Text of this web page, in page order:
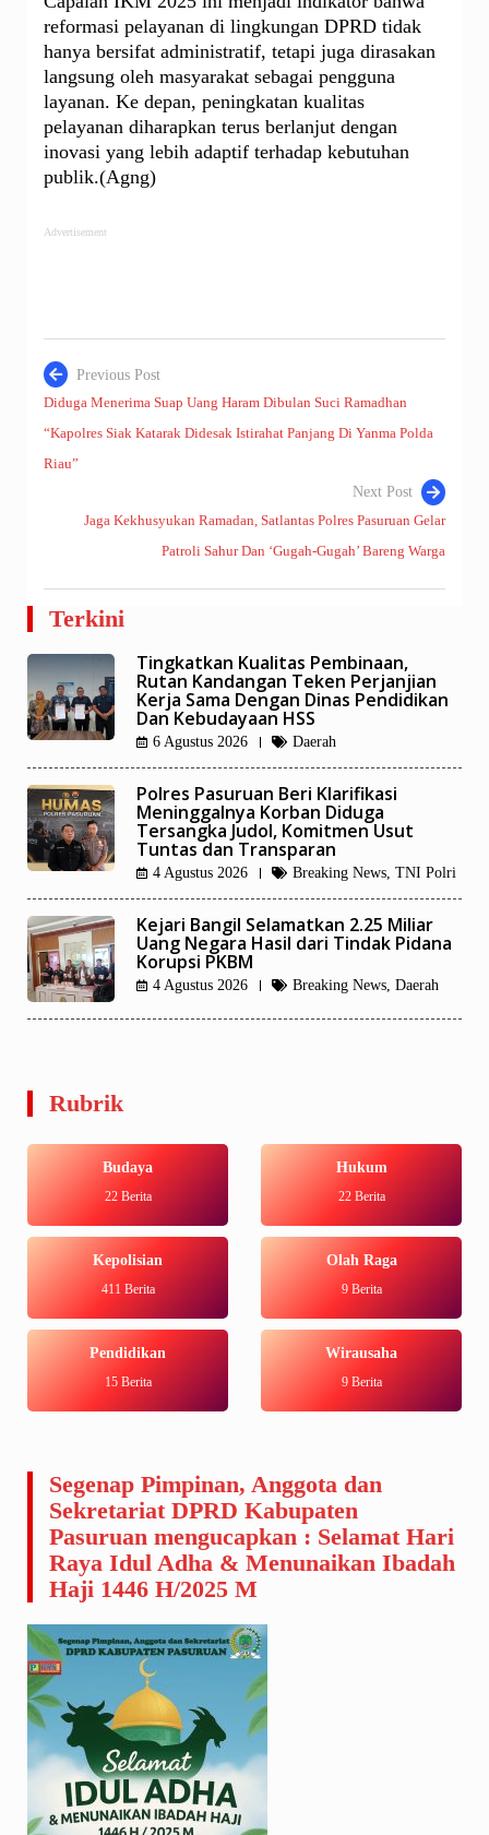
reformasi pelayanan di lingkungan DPRD tidak
hanya bersifat administratif, tetapi juga dirasakan
langsung oleh masyarakat sebagai pengguna
layanan. Ke depan, peningkatan kualitas
pelayanan diharapkan terus berlanjut dengan
inovasi yang lebih adaptif terhadap kebutuhan
publik.(Agng)
Advertisement
Navigasi
pos
Previous Post
Diduga Menerima Suap Uang Haram Dibulan Suci Ramadhan
“Kapolres Siak Katarak Didesak Istirahat Panjang Di Yanma Polda
Riau”
Next Post
Jaga Kekhusyukan Ramadan, Satlantas Polres Pasuruan Gelar
Patroli Sahur Dan ‘Gugah-Gugah’ Bareng Warga
Terkini
Tingkatkan Kualitas Pembinaan,
Rutan Kandangan Teken Perjanjian
Kerja Sama Dengan Dinas Pendidikan
Dan Kebudayaan HSS
6 Agustus 2026 Daerah
Polres Pasuruan Beri Klarifikasi
Meninggalnya Korban Diduga
Tersangka Judol, Komitmen Usut
Tuntas dan Transparan
4 Agustus 2026 Breaking News, TNI Polri
Kejari Bangil Selamatkan 2.25 Miliar
Uang Negara Hasil dari Tindak Pidana
Korupsi PKBM
4 Agustus 2026 Breaking News, Daerah
Rubrik
Budaya
22 Berita
Hukum
22 Berita
Kepolisian
411 Berita
Olah Raga
9 Berita
Pendidikan
15 Berita
Wirausaha
9 Berita
Segenap Pimpinan, Anggota dan
Sekretariat DPRD Kabupaten
Pasuruan mengucapkan : Selamat Hari
Raya Idul Adha & Menunaikan Ibadah
Haji 1446 H/2025 M